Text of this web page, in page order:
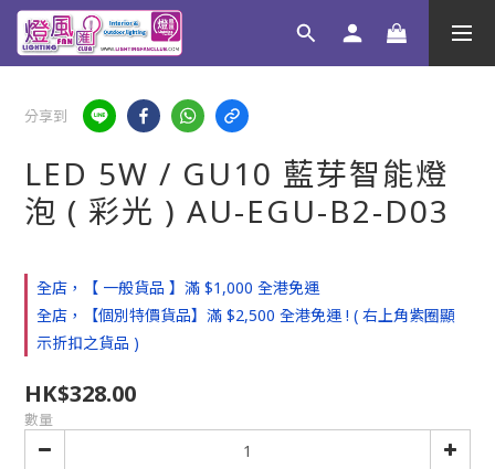
分享到
LED 5W / GU10 藍芽智能燈
泡 ( 彩光 ) AU-EGU-B2-D03
全店，【 一般貨品 】滿 $1,000 全港免運
全店，【個別特價貨品】滿 $2,500 全港免運 ! ( 右上角紫圈顯
示折扣之貨品 )
HK$328.00
數量